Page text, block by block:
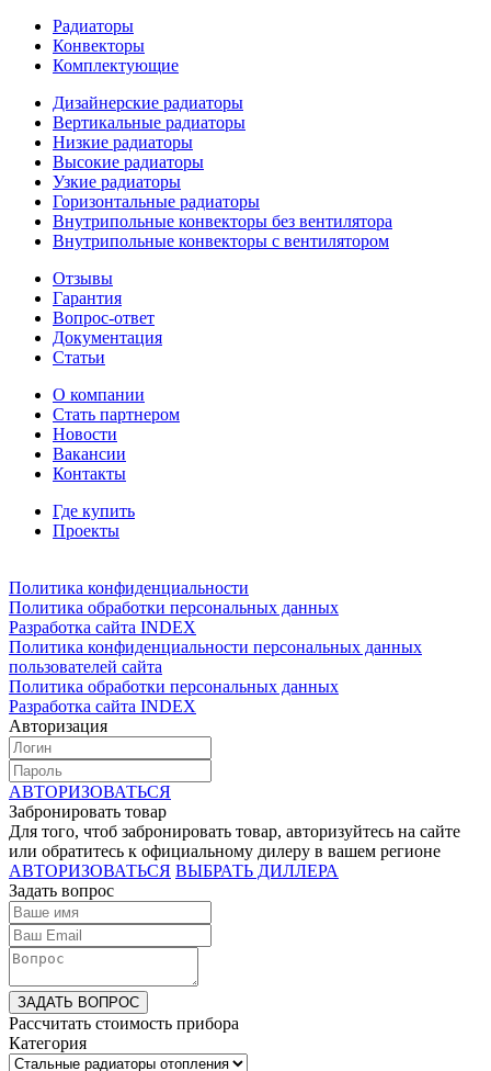
Радиаторы
Конвекторы
Комплектующие
Дизайнерские радиаторы
Вертикальные радиаторы
Низкие радиаторы
Высокие радиаторы
Узкие радиаторы
Горизонтальные радиаторы
Внутрипольные конвекторы без вентилятора
Внутрипольные конвекторы с вентилятором
Отзывы
Гарантия
Вопрос-ответ
Документация
Статьи
О компании
Стать партнером
Новости
Вакансии
Контакты
Где купить
Проекты
Политика конфиденциальности
Политика обработки персональных данных
Разработка сайта INDEX
Политика конфиденциальности персональных данных
пользователей сайта
Политика обработки персональных данных
Разработка сайта INDEX
Авторизация
АВТОРИЗОВАТЬСЯ
Забронировать товар
Для того, чтоб забронировать товар, авторизуйтесь на сайте
или обратитесь к официальному дилеру в вашем регионе
АВТОРИЗОВАТЬСЯ ВЫБРАТЬ ДИЛЛЕРА
Задать вопрос
ЗАДАТЬ ВОПРОС
Рассчитать стоимость прибора
Категория